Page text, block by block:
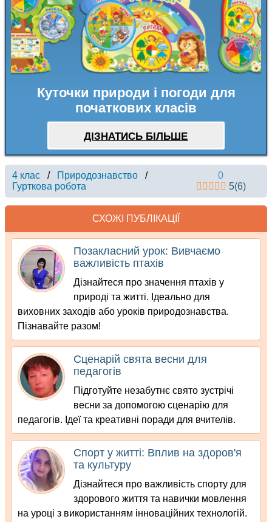
Куточки природи і погоди для
початкових класів
ДІЗНАТИСЬ БІЛЬШЕ
4 клас / Природознавство
/
Гурткова робота
0
5(6)
СХОЖІ ПУБЛІКАЦІЇ
Позакласний урок: Вивчаємо
важливість птахів
Дізнайтеся про значення птахів у
природі та житті. Ідеально для
виховних заходів або уроків природознавства.
Пізнавайте разом!
Сценарій свята весни для
педагогів
Підготуйте незабутнє свято зустрічі
весни за допомогою сценарію для
педагогів. Ідеї та креативні поради для вчителів.
Спорт у житті: Вплив на здоров'я
та культуру
Дізнайтеся про важливість спорту для
здорового життя та навички мовлення
на уроці з використанням інноваційних технологій.